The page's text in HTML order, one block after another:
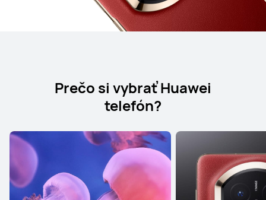
Prečo si vybrať Huawei
telefón?